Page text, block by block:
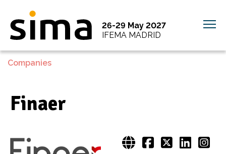
26-29 May 2027
IFEMA MADRID
Companies
Finaer